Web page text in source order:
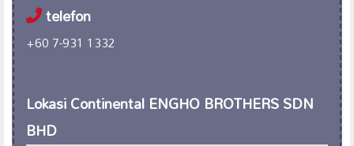
telefon
+60 7-931 1332
Lokasi Continental ENGHO BROTHERS SDN
BHD